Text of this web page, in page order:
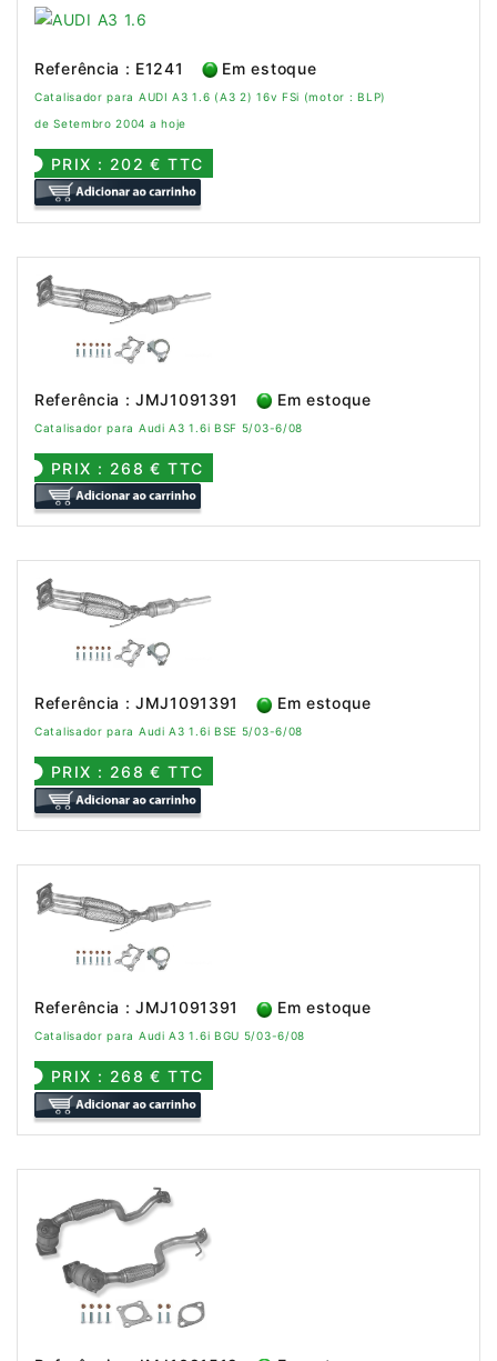
Referência : E1241 Em estoque
Catalisador para AUDI A3 1.6 (A3 2) 16v FSi (motor : BLP)
de Setembro 2004 a hoje
PRIX : 202 € TTC
Referência : JMJ1091391 Em estoque
Catalisador para Audi A3 1.6i BSF 5/03-6/08
PRIX : 268 € TTC
Referência : JMJ1091391 Em estoque
Catalisador para Audi A3 1.6i BSE 5/03-6/08
PRIX : 268 € TTC
Referência : JMJ1091391 Em estoque
Catalisador para Audi A3 1.6i BGU 5/03-6/08
PRIX : 268 € TTC